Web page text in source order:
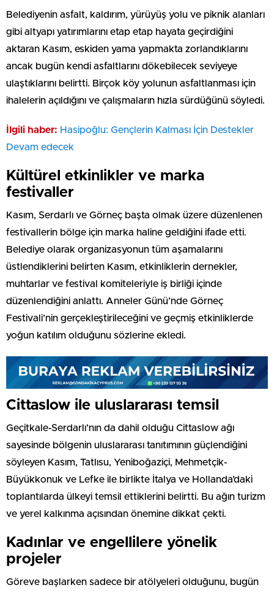
Belediyenin asfalt, kaldırım, yürüyüş yolu ve piknik alanları
gibi altyapı yatırımlarını etap etap hayata geçirdiğini
aktaran Kasım, eskiden yama yapmakta zorlandıklarını
ancak bugün kendi asfaltlarını dökebilecek seviyeye
ulaştıklarını belirtti. Birçok köy yolunun asfaltlanması için
ihalelerin açıldığını ve çalışmaların hızla sürdüğünü söyledi.
İlgili haber: Hasipoğlu: Gençlerin Kalması İçin Destekler
Devam edecek
Kültürel etkinlikler ve marka
festivaller
Kasım, Serdarlı ve Görneç başta olmak üzere düzenlenen
festivallerin bölge için marka haline geldiğini ifade etti.
Belediye olarak organizasyonun tüm aşamalarını
üstlendiklerini belirten Kasım, etkinliklerin dernekler,
muhtarlar ve festival komiteleriyle iş birliği içinde
düzenlendiğini anlattı. Anneler Günü’nde Görneç
Festivali’nin gerçekleştirileceğini ve geçmiş etkinliklerde
yoğun katılım olduğunu sözlerine ekledi.
Cittaslow ile uluslararası temsil
Geçitkale-Serdarlı’nın da dahil olduğu Cittaslow ağı
sayesinde bölgenin uluslararası tanıtımının güçlendiğini
söyleyen Kasım, Tatlısu, Yeniboğaziçi, Mehmetçik-
Büyükkonuk ve Lefke ile birlikte İtalya ve Hollanda’daki
toplantılarda ülkeyi temsil ettiklerini belirtti. Bu ağın turizm
ve yerel kalkınma açısından önemine dikkat çekti.
Kadınlar ve engellilere yönelik
projeler
Göreve başlarken sadece bir atölyeleri olduğunu, bugün